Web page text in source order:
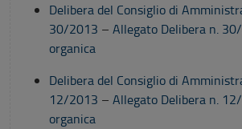
Delibera del Consiglio di
30/2013 – Allegato Delibera n.
organica
Delibera del Consiglio di
12/2013 – Allegato Delibera n.
organica